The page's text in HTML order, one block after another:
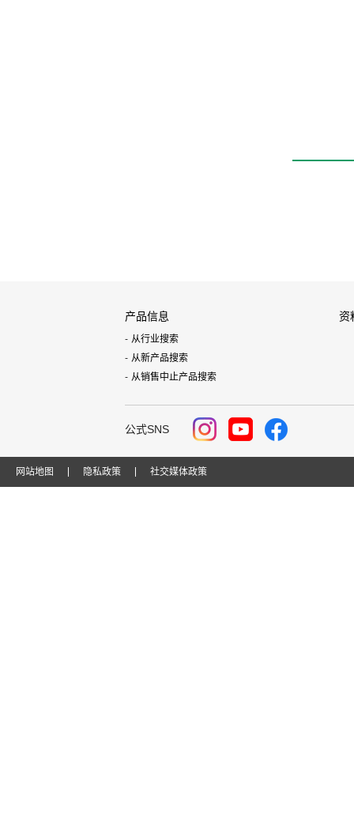
产品信息
从行业搜索
从新产品搜索
从销售中止产品搜索
资
公式SNS
网站地图 隐私政策 社交媒体政策